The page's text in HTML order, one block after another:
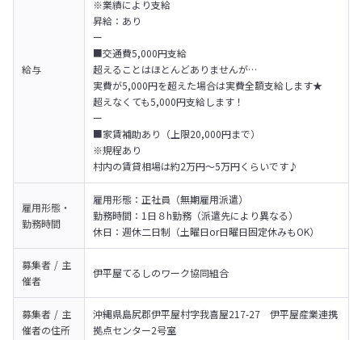
給与
※業績により支給
昇給：あり
ー
■交通費5,000円支給
超えることはほとんどありませんが…
実費が5,000円を超えた場合は実費全額支給します★
超えなくても5,000円支給します！
ー
■家賃補助あり（上限20,000円まで）
※規程あり
村内の賃貸相場は約2万円～5万円くらいです♪
雇用形態・
勤務時間
雇用形態：正社員（無期雇用派遣）
勤務時間：1日８h勤務（派遣先により異なる）
休日：週休二日制（土曜日or日曜日固定休みもOK）
募集者 / 主
催者
伊平屋てるしのワーク協同組合
募集者 / 主
催者の住所
沖縄県島尻郡伊平屋村字我喜屋217-27　伊平屋産業連携
拠点センター2号室